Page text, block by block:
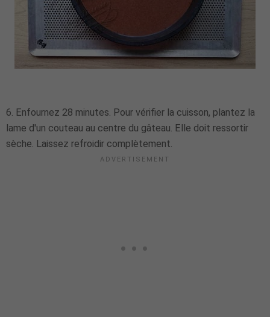
6. Enfournez 28 minutes. Pour vérifier la cuisson, plantez la
lame d'un couteau au centre du gâteau. Elle doit ressortir
sèche. Laissez refroidir complètement.